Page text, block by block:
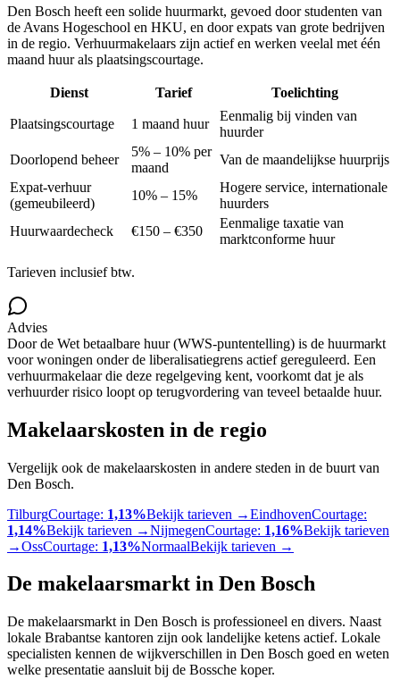
Den Bosch heeft een solide huurmarkt, gevoed door studenten van
de Avans Hogeschool en HKU, en door expats van grote bedrijven
in de regio. Verhuurmakelaars zijn actief en werken veelal met één
maand huur als plaatsingscourtage.
Dienst Tarief Toelichting
Plaatsingscourtage 1 maand huur
Eenmalig bij vinden van
huurder
Doorlopend beheer
5% – 10% per
maand
Van de maandelijkse huurprijs
Expat-verhuur
(gemeubileerd)
10% – 15%
Hogere service, internationale
huurders
Huurwaardecheck
€150 – €350
Eenmalige taxatie van
marktconforme huur
Tarieven inclusief btw.
Advies
Door de Wet betaalbare huur (WWS-puntentelling) is de huurmarkt
voor woningen onder de liberalisatiegrens actief gereguleerd. Een
verhuurmakelaar die deze regelgeving kent, voorkomt dat je als
verhuurder risico loopt op terugvordering van teveel betaalde huur.
Makelaarskosten in de regio
Vergelijk ook de makelaarskosten in andere steden in de buurt van
Den Bosch.
TilburgCourtage: 1,13%Bekijk tarieven →EindhovenCourtage:
1,14%Bekijk tarieven →NijmegenCourtage: 1,16%Bekijk tarieven
→OssCourtage: 1,13%NormaalBekijk tarieven →
De makelaarsmarkt in Den Bosch
De makelaarsmarkt in Den Bosch is professioneel en divers. Naast
lokale Brabantse kantoren zijn ook landelijke ketens actief. Lokale
specialisten kennen de wijkverschillen in Den Bosch goed en weten
welke presentatie aansluit bij de Bossche koper.